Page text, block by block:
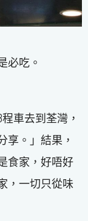
必吃。
車去到荃灣，
享。」結果，
食家，好唔好
，一切只從味